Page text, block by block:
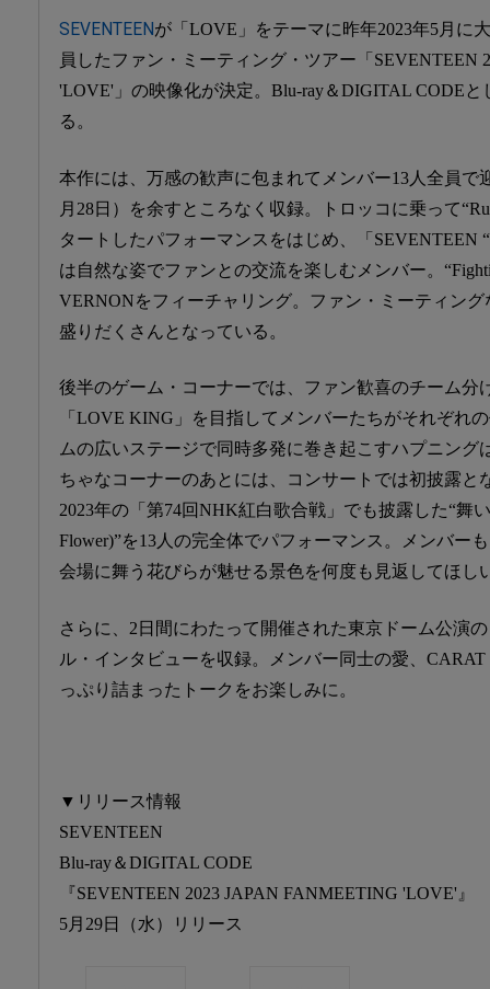
SEVENTEENが「LOVE」をテーマに昨年2023年5月に
員したファン・ミーティング・ツアー「SEVENTEEN
'LOVE'」の映像化が決定。Blu-ray＆DIGITAL CODEと
る。
本作には、万感の歓声に包まれてメンバー13人全員で
月28日）を余すところなく収録。トロッコに乗って
タートしたパフォーマンスをはじめ、「SEVENTEEN
は自然な姿でファンとの交流を楽しむメンバー。
VERNONをフィーチャリング。ファン・ミーティン
盛りだくさんとなっている。
後半のゲーム・コーナーでは、ファン歓喜のチーム分
「LOVE KING」を目指してメンバーたちがそれぞれ
ムの広いステージで同時多発に巻き起こすハプニング
ちゃなコーナーのあとには、コンサートでは初披露と
2023年の「第74回NHK紅白歌合戦」でも披露した“舞
Flower)”を13人の完全体でパフォーマンス。メンバー
会場に舞う花びらが魅せる景色を何度も見返してほし
さらに、2日間にわたって開催された東京ドーム公演
ル・インタビューを収録。メンバー同士の愛、
っぷり詰まったトークをお楽しみに。
▼リリース情報
SEVENTEEN
Blu-ray＆DIGITAL CODE
『SEVENTEEN 2023 JAPAN FANMEETING 'LOVE'』
5月29日（水）リリース